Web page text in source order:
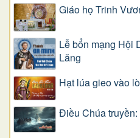
Giáo họ Trinh
Lễ bổn mạng Hội
Lăng
Hạt lúa gieo vào
Điều Chúa